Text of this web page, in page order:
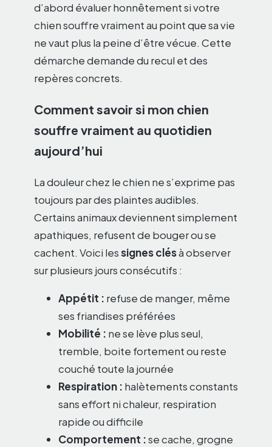
d’abord évaluer honnêtement si votre
chien souffre vraiment au point que sa vie
ne vaut plus la peine d’être vécue. Cette
démarche demande du recul et des
repères concrets.
Comment savoir si mon chien
souffre vraiment au quotidien
aujourd’hui
La douleur chez le chien ne s’exprime pas
toujours par des plaintes audibles.
Certains animaux deviennent simplement
apathiques, refusent de bouger ou se
cachent. Voici lessignes clésà observer
sur plusieurs jours consécutifs :
Appétit : refuse de manger, même
ses friandises préférées
Mobilité : ne se lève plus seul,
tremble, boite fortement ou reste
couché toute la journée
Respiration : halètements constants
sans effort ni chaleur, respiration
rapide ou difficile
Comportement :se cache, grogne